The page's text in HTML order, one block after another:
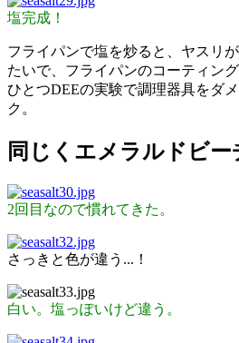
塩完成！
フライパンで塩を炒ると、ヤスリ
たいで、フライパンのコーティン
ひとつDEEの実験で調理器具をダ
ク。
同じくエメラルドビー
2回目なので慣れてきた。
さっきと色が違う...！
白い。塩っぽいけど違う。